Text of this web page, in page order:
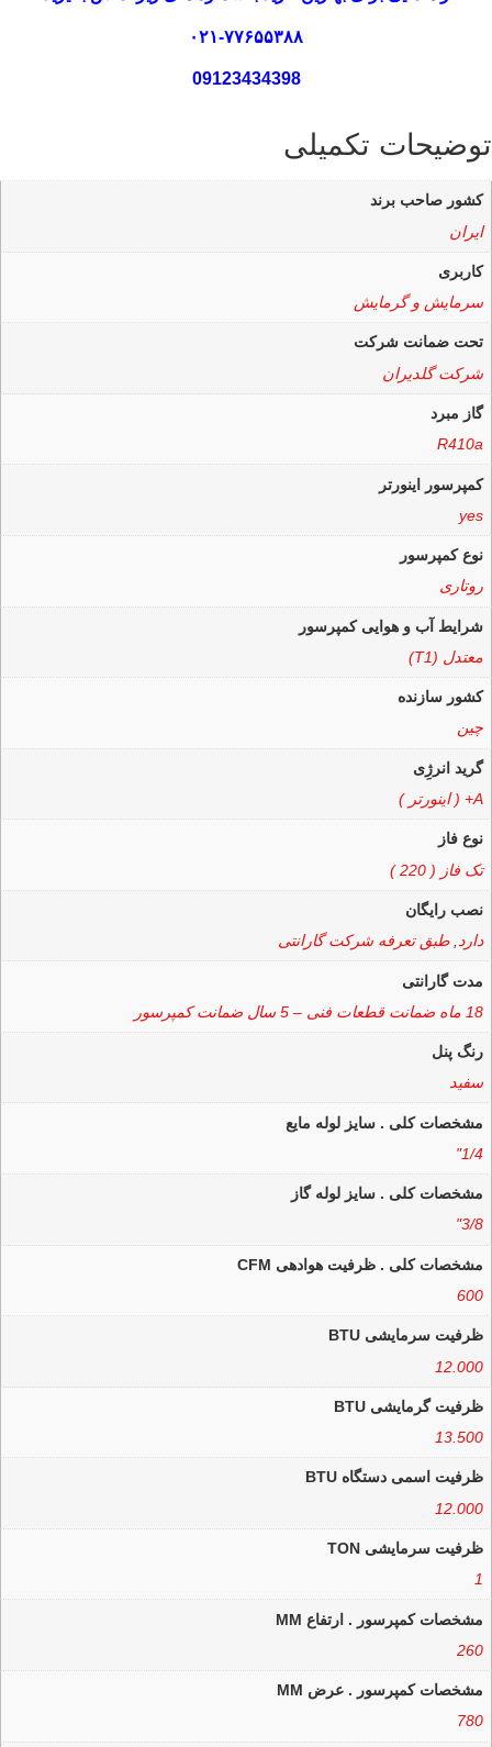
۰۲۱-۷۷۶۵۵۳۸۸
09123434398
توضیحات تکمیلی
کشور صاحب برند
ایران
کاربری
سرمایش و گرمایش
تحت ضمانت شرکت
شرکت گلدیران
گاز مبرد
R410a
کمپرسور اینورتر
yes
نوع کمپرسور
روتاری
شرایط آب و هوایی کمپرسور
معتدل (T1)
کشور سازنده
چین
گرید انرژِی
A+ ( اینورتر )
نوع فاز
تک فاز ( 220 )
نصب رایگان
دارد ,طبق تعرفه شرکت گارانتی
مدت گارانتی
18 ماه ضمانت قطعات فنی – 5 سال ضمانت کمپرسور
رنگ پنل
سفید
مشخصات کلی . سایز لوله مایع
1/4"
مشخصات کلی . سایز لوله گاز
3/8"
مشخصات کلی . ظرفیت هوادهی CFM
600
ظرفیت سرمایشی BTU
12.000
ظرفیت گرمایشی BTU
13.500
ظرفیت اسمی دستگاه BTU
12.000
ظرفیت سرمایشی TON
1
مشخصات کمپرسور . ارتفاع MM
260
مشخصات کمپرسور . عرض MM
780